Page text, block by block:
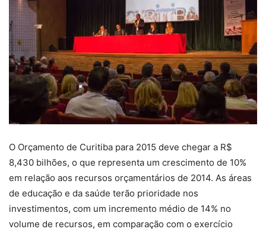
O Orçamento de Curitiba para 2015 deve chegar a R$
8,430 bilhões, o que representa um crescimento de 10%
em relação aos recursos orçamentários de 2014. As áreas
de educação e da saúde terão prioridade nos
investimentos, com um incremento médio de 14% no
volume de recursos, em comparação com o exercício